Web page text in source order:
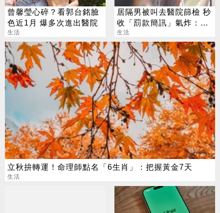
曾馨瑩心碎？看郭台銘臉
色近1月 爆多次進出醫院
生活
居隔男被叫去醫院篩檢 秒
收「罰款簡訊」氣炸：腦
子有洞
生活
立秋拚轉運！命理師點名「6生肖」：把握黃金7天
生活